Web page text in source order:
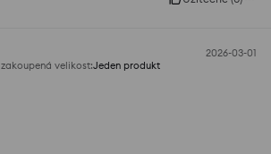
2026-03-01
zakoupená velikost:Jeden produkt